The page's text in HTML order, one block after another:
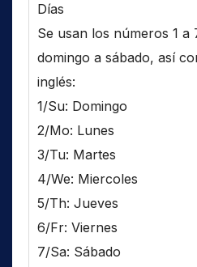
Días
Se usan los números 1 a
domingo a sábado, así
inglés:
1/Su: Domingo
2/Mo: Lunes
3/Tu: Martes
4/We: Miercoles
5/Th: Jueves
6/Fr: Viernes
7/Sa: Sábado